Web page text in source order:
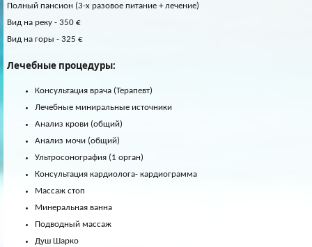
Полный пансион (3-х разовое питание + лечение)
Вид на реку - 350 €
Вид на горы - 325 €
Лечебные процедуры:
Консультация врача (Терапевт)
Лечебные миниральные источники
Анализ крови (общий)
Анализ мочи (общий)
Ультросонография (1 орган)
Консультация кардиолога- кардиограмма
Массаж стоп
Минеральная ванна
Подводный массаж
Душ Шарко